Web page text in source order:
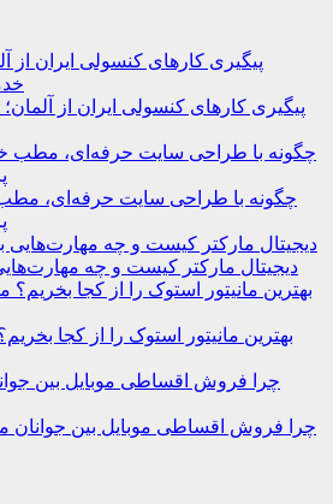
پیگیری کارهای کنسولی ایران از
چگونه با طراحی سایت حرفه‌ای، مطب
دیجیتال مارکتر کیست و چه
بهترین مانیتور استوک را از کجا
چرا فروش اقساطی موبایل بین